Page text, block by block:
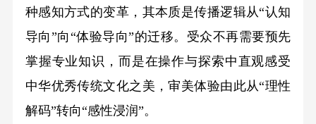
种感知方式的变革，其本质是传播逻辑从“认知
导向”向“体验导向”的迁移。受众不再需要预先
掌握专业知识，而是在操作与探索中直观感受
中华优秀传统文化之美，审美体验由此从“理性
解码”转向“感性浸润”。